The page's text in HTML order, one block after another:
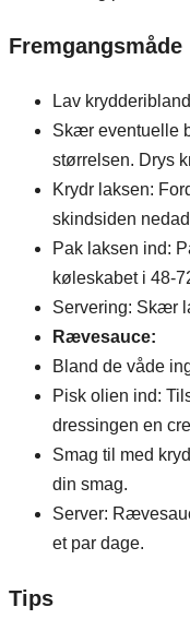
Fremgangsmåde
Lav
Skær eventuelle
størrelsen. Drys
Krydr laksen:
skindsiden
Pak laksen ind:
køleskabet i 48-
Servering: Skær
Rævesauce:
Bland de våde
Pisk olien ind:
dressingen en
Smag til med
din smag.
Server:
et par dage.
Tips